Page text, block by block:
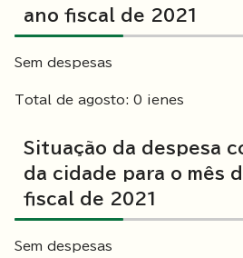
ano fiscal de 2021
Sem despesas
Total de agosto: 0 ienes
Situação da despesa
da cidade para o mês
fiscal de 2021
Sem despesas